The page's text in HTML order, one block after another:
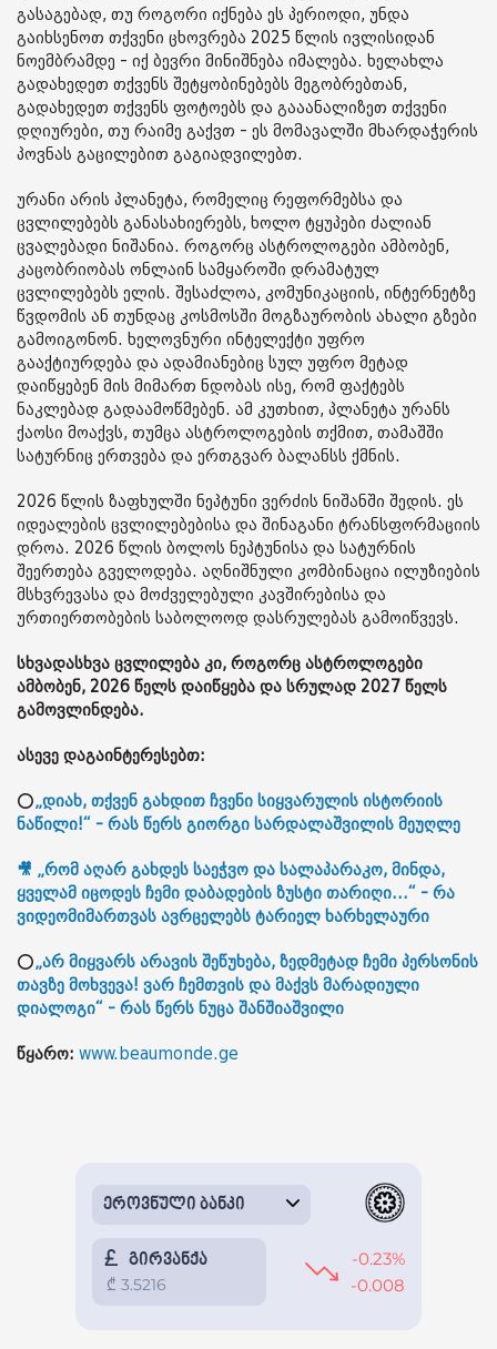
გასაგებად, თუ როგორი იქნება ეს პერიოდი, უნდა
გაიხსენოთ თქვენი ცხოვრება 2025 წლის ივლისიდან
ნოემბრამდე - იქ ბევრი მინიშნება იმალება. ხელახლა
გადახედეთ თქვენს შეტყობინებებს მეგობრებთან,
გადახედეთ თქვენს ფოტოებს და გააანალიზეთ თქვენი
დღიურები, თუ რაიმე გაქვთ - ეს მომავალში მხარდაჭერის
პოვნას გაცილებით გაგიადვილებთ.
ურანი არის პლანეტა, რომელიც რეფორმებსა და
ცვლილებებს განასახიერებს, ხოლო ტყუპები ძალიან
ცვალებადი ნიშანია. როგორც ასტროლოგები ამბობენ,
კაცობრიობას ონლაინ სამყაროში დრამატულ
ცვლილებებს ელის. შესაძლოა, კომუნიკაციის, ინტერნეტზე
წვდომის ან თუნდაც კოსმოსში მოგზაურობის ახალი გზები
გამოიგონონ. ხელოვნური ინტელექტი უფრო
გააქტიურდება და ადამიანებიც სულ უფრო მეტად
დაიწყებენ მის მიმართ ნდობას ისე, რომ ფაქტებს
ნაკლებად გადაამოწმებენ. ამ კუთხით, პლანეტა ურანს
ქაოსი მოაქვს, თუმცა ასტროლოგების თქმით, თამაშში
სატურნიც ერთვება და ერთგვარ ბალანსს ქმნის.
2026 წლის ზაფხულში ნეპტუნი ვერძის ნიშანში შედის. ეს
იდეალების ცვლილებებისა და შინაგანი ტრანსფორმაციის
დროა. 2026 წლის ბოლოს ნეპტუნისა და სატურნის
შეერთება გველოდება. აღნიშნული კომბინაცია ილუზიების
მსხვრევასა და მოძველებული კავშირებისა და
ურთიერთობების საბოლოოდ დასრულებას გამოიწვევს.
სხვადასხვა ცვლილება კი, როგორც ასტროლოგები
ამბობენ, 2026 წელს დაიწყება და სრულად 2027 წელს
გამოვლინდება.
ასევე დაგაინტერესებთ:
⭕„დიახ, თქვენ გახდით ჩვენი სიყვარულის ისტორიის
ნაწილი!“ - რას წერს გიორგი სარდალაშვილის მეუღლე
🎥 „რომ აღარ გახდეს საეჭვო და სალაპარაკო, მინდა,
ყველამ იცოდეს ჩემი დაბადების ზუსტი თარიღი...“ - რა
ვიდეომიმართვას ავრცელებს ტარიელ ხარხელაური
⭕„არ მიყვარს არავის შეწუხება, ზედმეტად ჩემი პერსონის
თავზე მოხვევა! ვარ ჩემთვის და მაქვს მარადიული
დიალოგი“ - რას წერს ნუცა შანშიაშვილი
წყარო: www.beaumonde.ge